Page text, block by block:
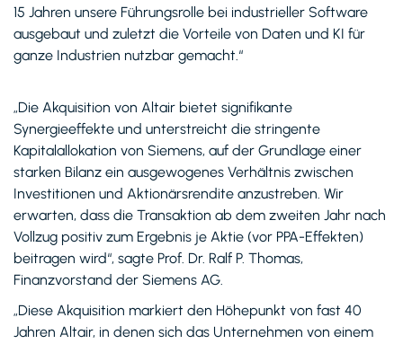
15 Jahren unsere Führungsrolle bei industrieller Software
ausgebaut und zuletzt die Vorteile von Daten und KI für
ganze Industrien nutzbar gemacht.“
„Die Akquisition von Altair bietet signifikante
Synergieeffekte und unterstreicht die stringente
Kapitalallokation von Siemens, auf der Grundlage einer
starken Bilanz ein ausgewogenes Verhältnis zwischen
Investitionen und Aktionärsrendite anzustreben. Wir
erwarten, dass die Transaktion ab dem zweiten Jahr nach
Vollzug positiv zum Ergebnis je Aktie (vor PPA-Effekten)
beitragen wird“, sagte Prof. Dr. Ralf P. Thomas,
Finanzvorstand der Siemens AG.
„Diese Akquisition markiert den Höhepunkt von fast 40
Jahren Altair, in denen sich das Unternehmen von einem